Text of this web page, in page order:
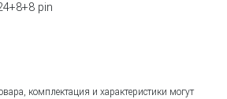
pin
комплектация и характеристики могут